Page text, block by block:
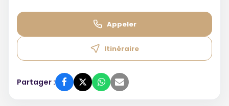
Appeler
Itinéraire
Partager :